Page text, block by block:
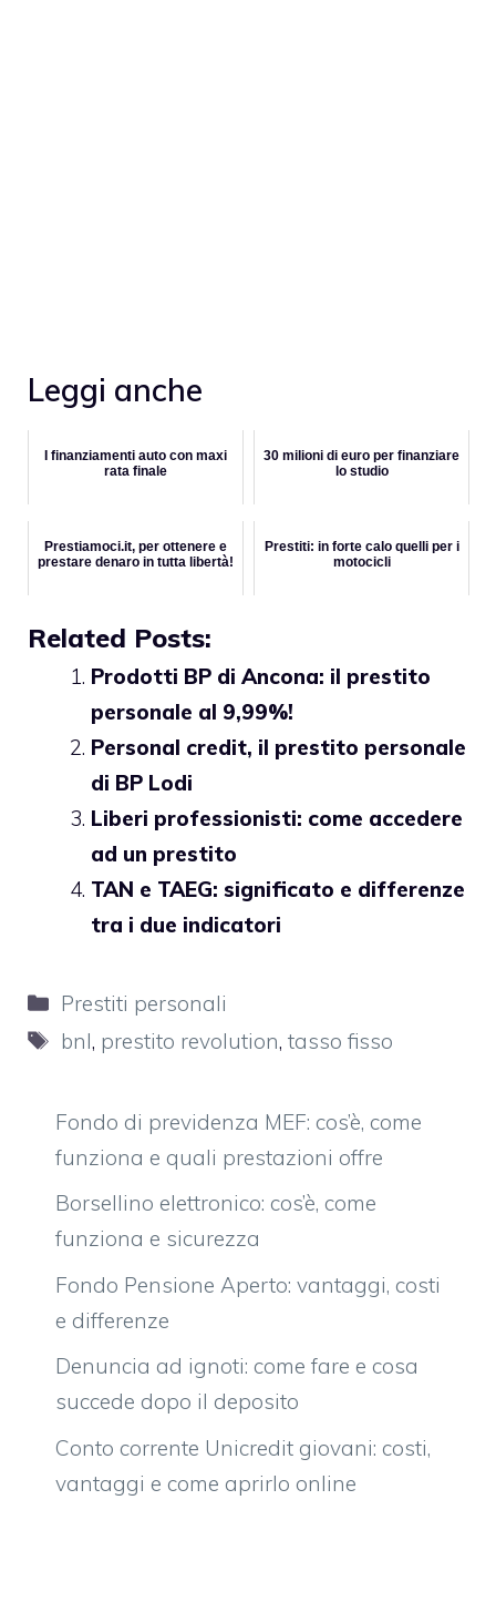
Leggi anche
I finanziamenti auto con maxi
rata finale
30 milioni di euro per finanziare
lo studio
Prestiamoci.it, per ottenere e
prestare denaro in tutta libertà!
Prestiti: in forte calo quelli per i
motocicli
Related Posts:
Prodotti BP di Ancona: il prestito
personale al 9,99%!
Personal credit, il prestito personale
di BP Lodi
Liberi professionisti: come accedere
ad un prestito
TAN e TAEG: significato e differenze
tra i due indicatori
Categorie
Prestiti personali
Tag
bnl, prestito revolution,tasso fisso
Fondo di previdenza MEF: cos’è, come
funziona e quali prestazioni offre
Borsellino elettronico: cos’è, come
funziona e sicurezza
Fondo Pensione Aperto: vantaggi, costi
e differenze
Denuncia ad ignoti: come fare e cosa
succede dopo il deposito
Conto corrente Unicredit giovani: costi,
vantaggi e come aprirlo online